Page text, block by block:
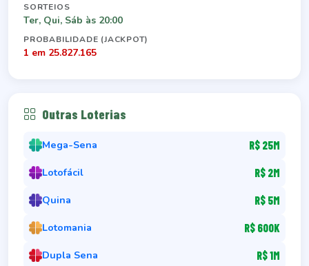
SORTEIOS
Ter, Qui, Sáb às 20:00
PROBABILIDADE (JACKPOT)
1 em 25.827.165
Outras Loterias
Mega-Sena R$ 25M
Lotofácil R$ 2M
Quina R$ 5M
Lotomania R$ 600K
Dupla Sena R$ 1M